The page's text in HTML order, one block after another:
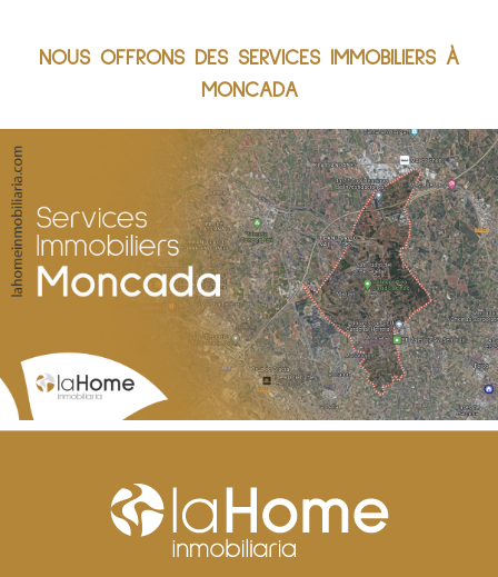
NOUS OFFRONS DES SERVICES IMMOBILIERS À
MONCADA